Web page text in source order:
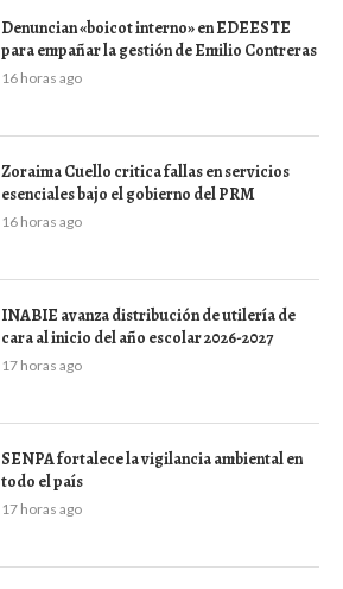
Denuncian «boicot interno» en EDEESTE
para empañar la gestión de Emilio Contreras
16 horas ago
Zoraima Cuello critica fallas en servicios
esenciales bajo el gobierno del PRM
16 horas ago
INABIE avanza distribución de utilería de
cara al inicio del año escolar 2026-2027
17 horas ago
SENPA fortalece la vigilancia ambiental en
todo el país
17 horas ago